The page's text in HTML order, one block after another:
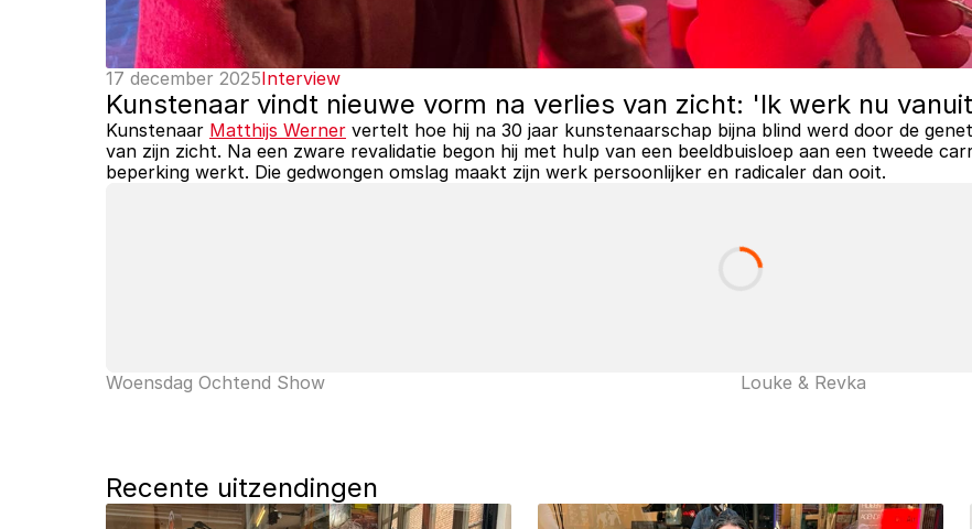
17 december 2025Interview
Kunstenaar vindt nieuwe vorm na verlies van zicht: 'Ik werk nu
Kunstenaar Matthijs Werner vertelt hoe hij na 30 jaar kunstenaarschap bijna blind werd door de
van zijn zicht. Na een zware revalidatie begon hij met hulp van een beeldbuisloep aan een tweede
beperking werkt. Die gedwongen omslag maakt zijn werk persoonlijker en radicaler dan ooit.
Woensdag Ochtend Show Louke & Revka
Recente uitzendingen